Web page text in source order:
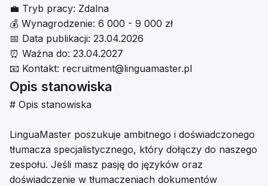
💼 Tryb pracy: Zdalna
💰 Wynagrodzenie: 6 000 - 9 000 zł
📅 Data publikacji: 23.04.2026
⏰ Ważna do: 23.04.2027
📧 Kontakt: recruitment@linguamaster.pl
Opis stanowiska
# Opis stanowiska
LinguaMaster poszukuje ambitnego i doświadczonego
tłumacza specjalistycznego, który dołączy do naszego
zespołu. Jeśli masz pasję do języków oraz
doświadczenie w tłumaczeniach dokumentów